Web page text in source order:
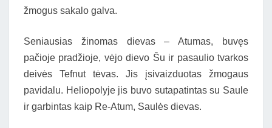
žmogus sakalo galva.
Seniausias žinomas dievas – Atumas, buvęs
pačioje pradžioje, vėjo dievo Šu ir pasaulio tvarkos
deivės Tefnut tėvas. Jis įsivaizduotas žmogaus
pavidalu. Heliopolyje jis buvo sutapatintas su Saule
ir garbintas kaip Re-Atum, Saulės dievas.